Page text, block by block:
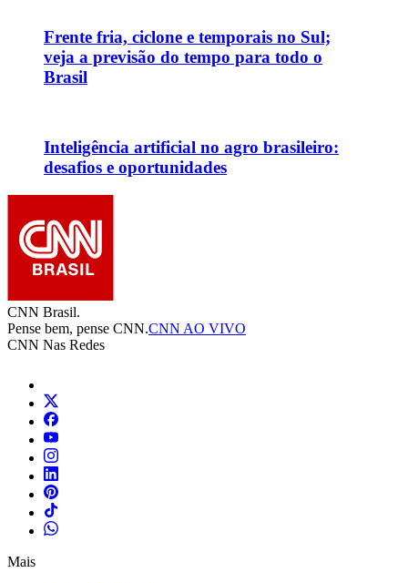
Frente fria, ciclone e temporais no Sul;
veja a previsão do tempo para todo o
Brasil
Inteligência artificial no agro brasileiro:
desafios e oportunidades
CNN Brasil.
Pense bem, pense CNN.CNN AO VIVO
CNN Nas Redes
Mais